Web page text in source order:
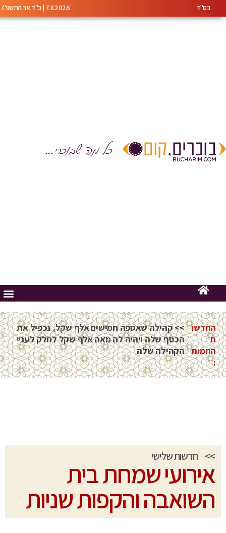
בס"ד 7.8.2026 | כ"ד אב התשפ"ו
החדשו
ת
החמות
:
>> קהילה שאספה חמישים אלף שקל, נכפיל את
הכסף שלה ויהיה לה מאה אלף שקל לחלק לעניי
הקהילה שלה
>> חדשות שלישי
אירועי שמחת בית
השואבה והקפות שניות